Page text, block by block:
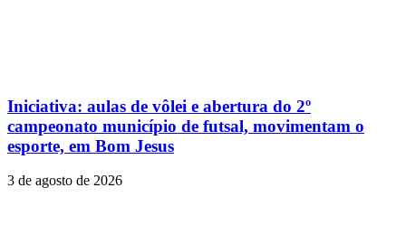
Iniciativa: aulas de vôlei e abertura do 2º
campeonato município de futsal, movimentam o
esporte, em Bom Jesus
3 de agosto de 2026